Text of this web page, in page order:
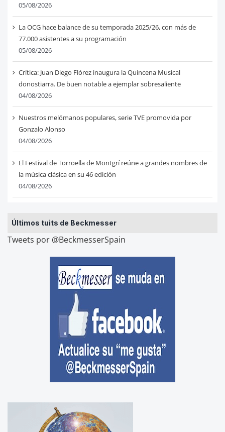
05/08/2026
La OCG hace balance de su temporada 2025/26, con más de
77.000 asistentes a su programación
05/08/2026
Crítica: Juan Diego Flórez inaugura la Quincena Musical
donostiarra. De buen notable a ejemplar sobresaliente
04/08/2026
Nuestros melómanos populares, serie TVE promovida por
Gonzalo Alonso
04/08/2026
El Festival de Torroella de Montgrí reúne a grandes nombres de
la música clásica en su 46 edición
04/08/2026
Últimos tuits de Beckmesser
Tweets por @BeckmesserSpain